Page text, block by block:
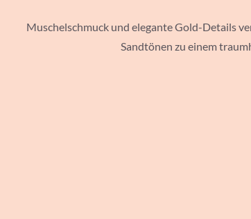
Muschelschmuck und elegante Gold-Details
Sandtönen zu einem